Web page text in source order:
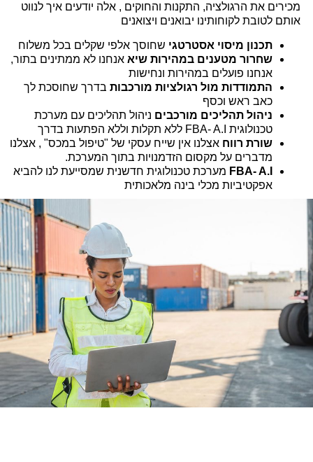
מכירים את הרגולציה, התקנות והחוקים , אלה יודעים איך לנווט
אותם לטובת לקוחותינו יבואנים ויצואנים
תכנון מיסוי אסטרטגי שחוסך אלפי שקלים בכל משלוח
שחרור מטענים במהירות שיאאנחנו לא ממתינים בתור,
אנחנו פועלים במהירות ונחישות
התמודדות מול רגולציות מורכבותבדרך שחוסכת לך
כאב ראש וכסף
ניהול תהליכים מורכבים ניהול תהליכים עם מערכת
טכנולוגית FBA- A.I ללא תקלות וללא הפתעות בדרך
שורת רווח אצלנו אין שייח עסקי של "טיפול במכס" , אצלנו
מדברים על מקסום הזדמנויות בתוך המערכת.
FBA- A.I מערכת טכנולוגית חדשנית שמסייעת לנו להביא
אפקטיביות מכלי בינה מלאכותית